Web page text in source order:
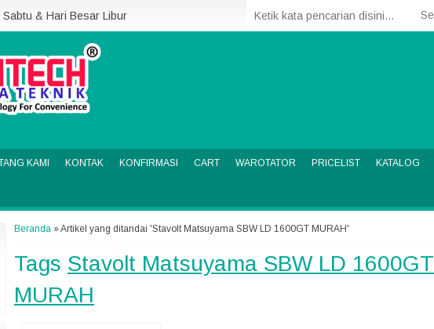
& Hari Besar Libur
KAMI KONTAK KONFIRMASI CART WAROTATOR PRICELIST KATALOG
Beranda »Artikel yang ditandai 'Stavolt Matsuyama SBW LD 1600GT MURAH'
Tags Stavolt Matsuyama SBW LD 1600GT
MURAH